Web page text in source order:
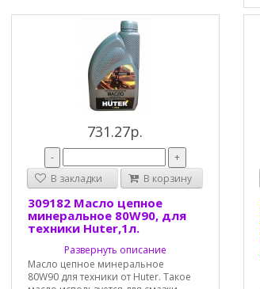
731.27р.
-
+
В закладки
В корзину
309182 Масло цепное
минеральное 80W90, для
техники Huter,1л.
Развернуть описание
Масло цепное минеральное
80W90 для техники от Huter. Такое